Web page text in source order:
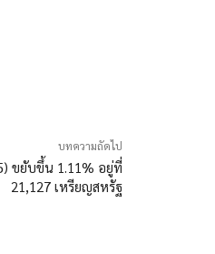
บทความถัดไป
ขยับขึ้น 1.11% อยู่ที่
21,127 เหรียญสหรัฐ